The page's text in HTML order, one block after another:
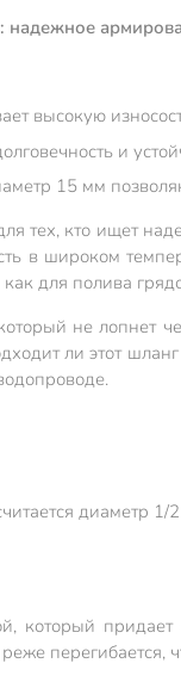
высокую
и
15 мм
тех, кто ищет
в широком
для полива
не
ли этот
диаметр
который